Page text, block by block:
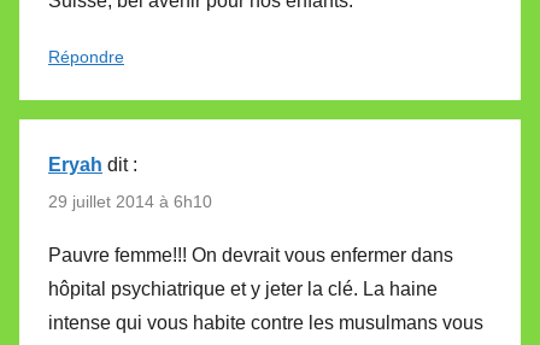
Répondre
Eryah dit :
29 juillet 2014 à 6h10
Pauvre femme!!! On devrait vous enfermer dans
hôpital psychiatrique et y jeter la clé. La haine
intense qui vous habite contre les musulmans vous